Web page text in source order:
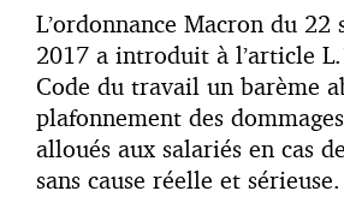
L’ordonnance Macron du 22
2017 a introduit à l’article
Code du travail un barème
plafonnement des
alloués aux salariés en cas
sans cause réelle et sérieuse.